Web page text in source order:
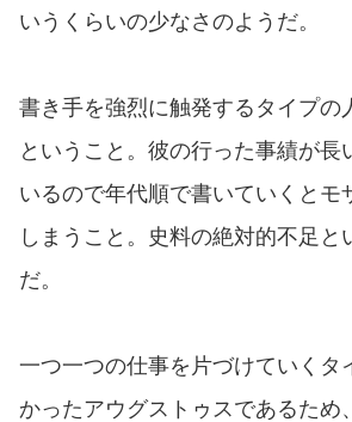
いうくらいの少なさのようだ。
書き手を強烈に触発するタイプの
ということ。彼の行った事績が長
いるので年代順で書いていくとモ
しまうこと。史料の絶対的不足と
だ。
一つ一つの仕事を片づけていくタ
かったアウグストゥスであるため